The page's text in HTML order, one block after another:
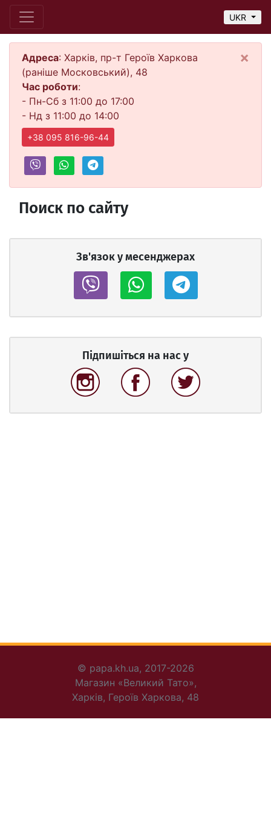
UKR
Адреса: Харків, пр-т Героїв Харкова
(раніше Московський), 48
Час роботи:
- Пн-Сб з 11:00 до 17:00
- Нд з 11:00 до 14:00
+38 095 816-96-44
×
Поиск по сайту
Зв'язок у месенджерах
Підпишіться на нас у
© papa.kh.ua, 2017-2026
Магазин «Великий Тато»,
Харків, Героїв Харкова, 48